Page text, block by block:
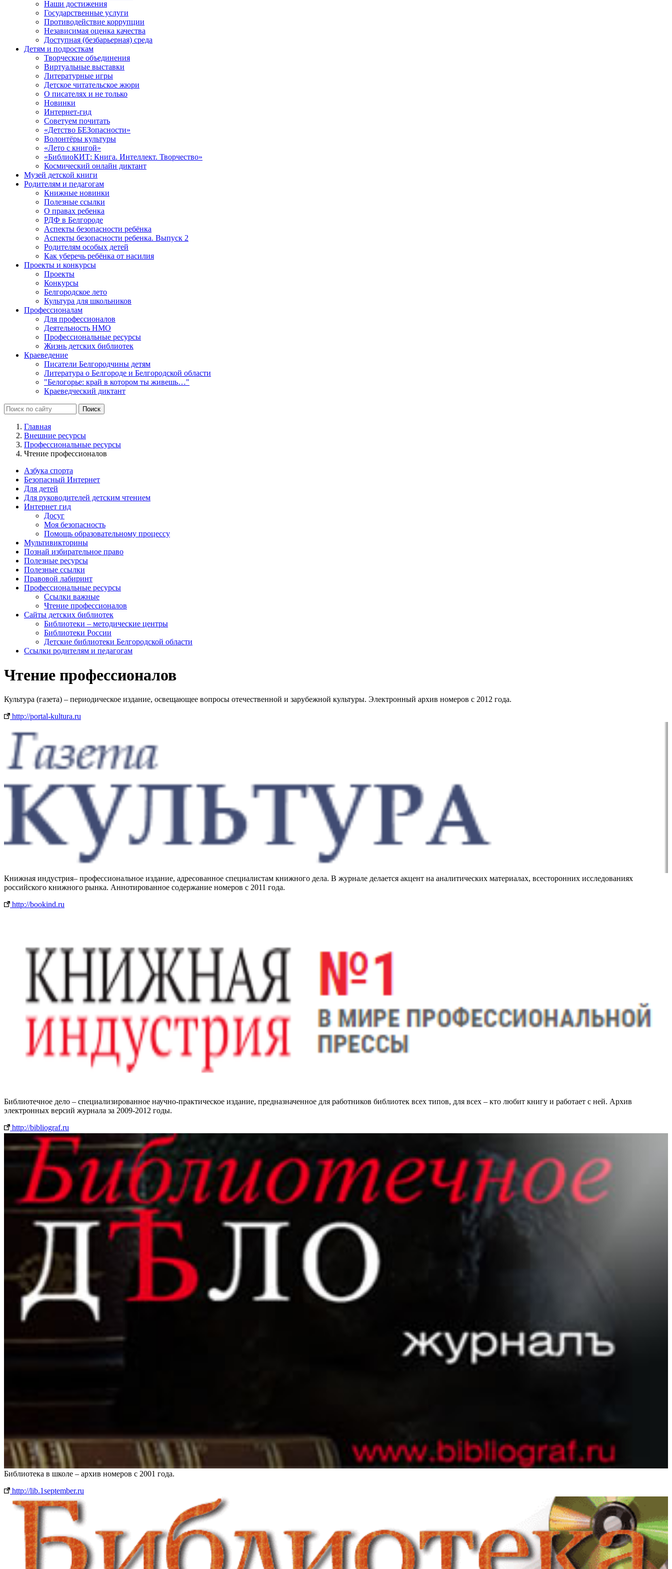
Наши достижения
Государственные услуги
Противодействие коррупции
Независимая оценка качества
Доступная (безбарьерная) среда
Детям и подросткам
Творческие объединения
Виртуальные выставки
Литературные игры
Детское читательское жюри
О писателях и не только
Новинки
Интернет-гид
Советуем почитать
«Детство БЕЗопасности»
Волонтёры культуры
«Лето с книгой»
«БиблиоКИТ: Книга. Интеллект. Творчество»
Космический онлайн диктант
Музей детской книги
Родителям и педагогам
Книжные новинки
Полезные ссылки
О правах ребенка
РДФ в Белгороде
Аспекты безопасности ребёнка
Аспекты безопасности ребенка. Выпуск 2
Родителям особых детей
Как уберечь ребёнка от насилия
Проекты и конкурсы
Проекты
Конкурсы
Белгородское лето
Культура для школьников
Профессионалам
Для профессионалов
Деятельность НМО
Профессиональные ресурсы
Жизнь детских библиотек
Краеведение
Писатели Белгородчины детям
Литература о Белгороде и Белгородской области
"Белогорье: край в котором ты живешь…"
Краеведческий диктант
Главная
Внешние ресурсы
Профессиональные ресурсы
Чтение профессионалов
Азбука спорта
Безопасный Интернет
Для детей
Для руководителей детским чтением
Интернет гид
Досуг
Моя безопасность
Помощь образовательному процессу
Мультивикторины
Познай избирательное право
Полезные ресурсы
Полезные ссылки
Правовой лабиринт
Профессиональные ресурсы
Ссылки важные
Чтение профессионалов
Сайты детских библиотек
Библиотеки – методические центры
Библиотеки России
Детские библиотеки Белгородской области
Ссылки родителям и педагогам
Чтение профессионалов
Культура (газета) – периодическое издание, освещающее вопросы отечественной и зарубежной культуры. Электронный архив номеров с 2012 года.
http://portal-kultura.ru
Книжная индустрия– профессиональное издание, адресованное специалистам книжного дела. В журнале делается акцент на аналитических материалах, всесторонних исследованиях
российского книжного рынка. Аннотированное содержание номеров с 2011 года.
http://bookind.ru
Библиотечное дело – специализированное научно-практическое издание, предназначенное для работников библиотек всех типов, для всех – кто любит книгу и работает с ней. Архив
электронных версий журнала за 2009-2012 годы.
http://bibliograf.ru
Библиотека в школе – архив номеров с 2001 года.
http://lib.1september.ru